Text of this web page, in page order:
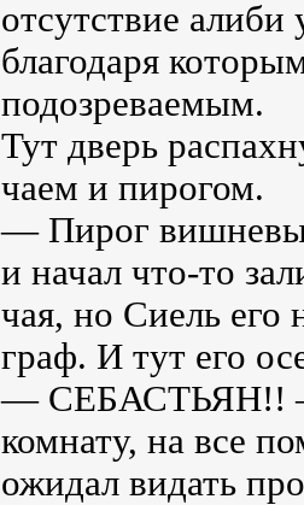
отсутствие
благодаря
подозреваемым.
Тут дверь
чаем и пирогом.
— Пирог
и начал что-то
чая, но Сиель
граф. И тут его
— СЕБАСТЬЯН!! —
комнату, на все
ожидал видать